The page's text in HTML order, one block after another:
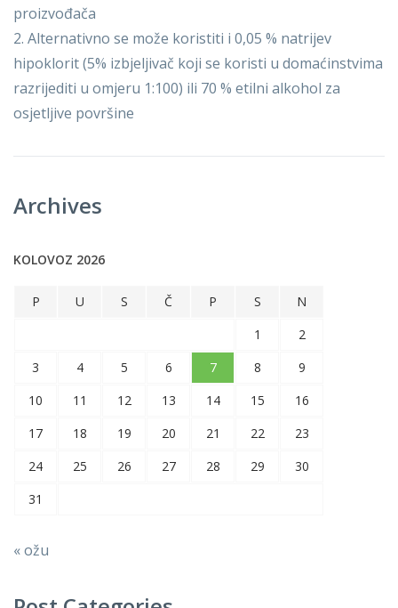
proizvođača
2. Alternativno se može koristiti i 0,05 % natrijev
hipoklorit (5% izbjeljivač koji se koristi u domaćinstvima
razrijediti u omjeru 1:100) ili 70 % etilni alkohol za
osjetljive površine
Archives
KOLOVOZ 2026
P U S Č P S
N
1
2
3
4 5 6 7 8
9
10
11 12 13 14 15
16
17
18 19 20 21 22
23
24
25 26 27 28 29
30
31
« ožu